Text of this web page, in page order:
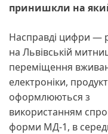
принишкли на
Насправді цифри —
на Львівській
переміщення
електроніки,
оформлюються з
використанням
форми МД-1, в